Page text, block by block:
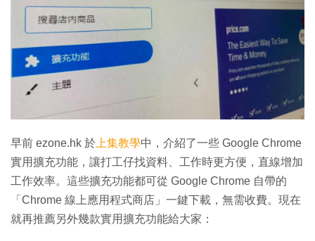
早前 ezone.hk 於 上集教學中，介紹了一些 Google Chrome
實用擴充功能，讓打工仔找資料、工作時更方便，直線增加
工作效率。這些擴充功能都可從 Google Chrome 自帶的
「Chrome 線上應用程式商店」一鍵下載，無需收費。現在
就再推薦另外幾款實用擴充功能給大家：